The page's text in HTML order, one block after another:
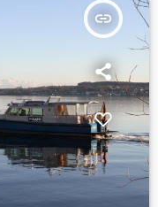
insert_link